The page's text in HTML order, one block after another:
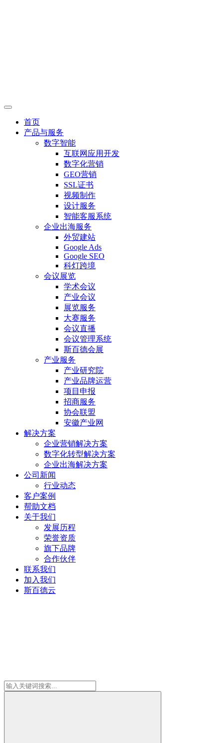
首页
产品与服务
数字智能
互联网应用开发
数字化营销
GEO营销
SSL证书
视频制作
设计服务
智能客服系统
企业出海服务
外贸建站
Google Ads
Google SEO
科灯跨境
会议展览
学术会议
产业会议
展览服务
大赛服务
会议直播
会议管理系统
斯百德会展
产业服务
产业研究院
产业品牌运营
项目申报
招商服务
协会联盟
安徽产业网
解决方案
企业营销解决方案
数字化转型解决方案
企业出海解决方案
公司新闻
行业动态
客户案例
帮助文档
关于我们
发展历程
荣誉资质
旗下品牌
合作伙伴
联系我们
加入我们
斯百德云